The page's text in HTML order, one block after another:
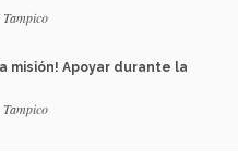
misión! Apoyar durante la